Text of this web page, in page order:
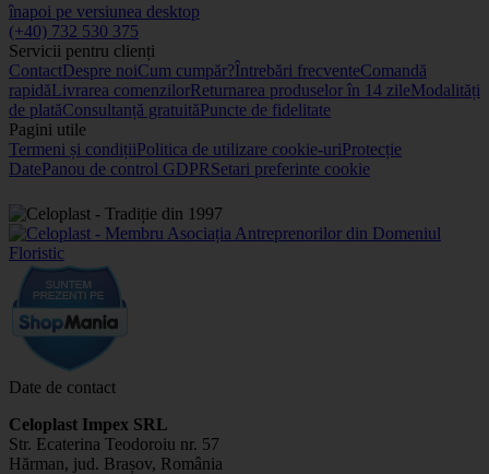
înapoi pe versiunea desktop
(+40) 732 530 375
Servicii pentru clienți
ContactDespre noiCum cumpăr?Întrebări frecventeComandă
rapidăLivrarea comenzilorReturnarea produselor în 14 zileModalități
de platăConsultanță gratuităPuncte de fidelitate
Pagini utile
Termeni și condițiiPolitica de utilizare cookie-uriProtecție
DatePanou de control GDPRSetari preferinte cookie
Date de contact
Celoplast Impex SRL
Str. Ecaterina Teodoroiu nr. 57
Hărman, jud. Brașov, România